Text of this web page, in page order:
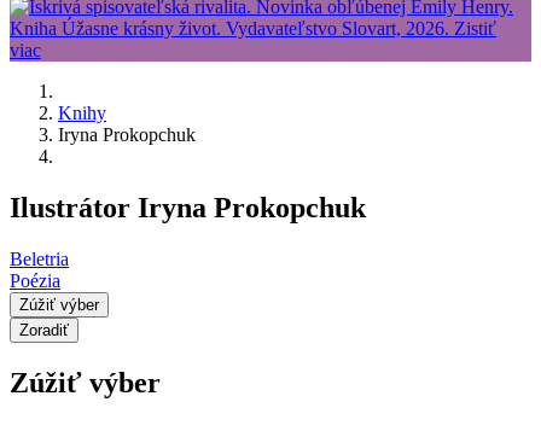
Knihy
Iryna Prokopchuk
Ilustrátor Iryna Prokopchuk
Beletria
Poézia
Zúžiť výber
Zoradiť
Zúžiť výber